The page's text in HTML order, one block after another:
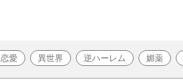
恋愛 異世界 逆ハーレム 媚薬